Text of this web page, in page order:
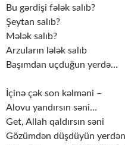
Bu gərdişi fələk salıb?
Şeytan salıb?
Mələk salıb?
Arzuların lələk salıb
Başımdan uçduğun yerdə…
İçinə çək son kəlməni –
Alovu yandırsın səni…
Get, Allah qaldırsın səni
Gözümdən düşdüyün